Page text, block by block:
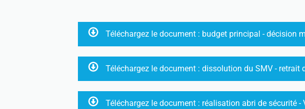
Téléchargez le document : budget principal - décision
Téléchargez le document : dissolution du SMV - retrait
Téléchargez le document : réalisation abri de sécurité -